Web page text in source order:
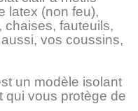
latex (non feu),
chaises, fauteuils,
vos coussins,
un modèle isolant
qui vous protège de